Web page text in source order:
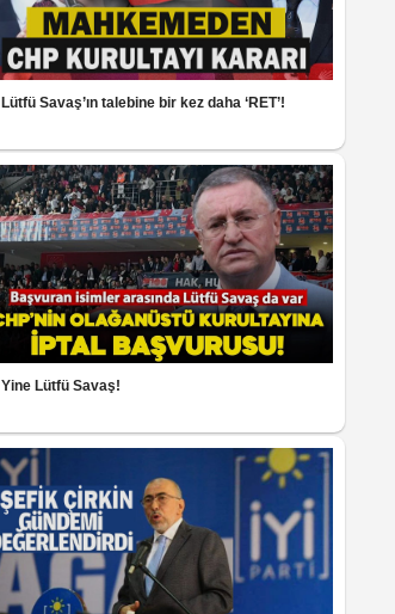
Lütfü Savaş’ın talebine bir kez daha ‘RET’!
Yine Lütfü Savaş!